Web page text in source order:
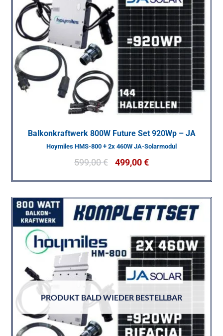
Balkonkraftwerk 800W Future Set 920Wp – JA
Hoymiles HMS-800 + 2x 460W JA-Solarmodul
599,00€ 499,00€
PRODUKT BALD WIEDER BESTELLBAR